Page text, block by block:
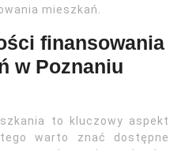
mieszkań.
finansowania
w Poznaniu
to kluczowy aspekt
warto znać dostępne